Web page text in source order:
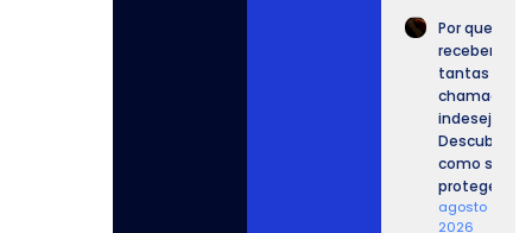
Por que
recebemos
tantas
chamadas
Descubra
como se
proteger.
agosto 6,
2026